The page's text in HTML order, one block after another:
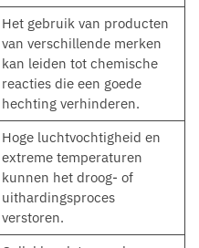
Het gebruik van producten
van verschillende merken
kan leiden tot chemische
reacties die een goede
hechting verhinderen.
Hoge luchtvochtigheid en
extreme temperaturen
kunnen het droog- of
uithardingsproces
verstoren.